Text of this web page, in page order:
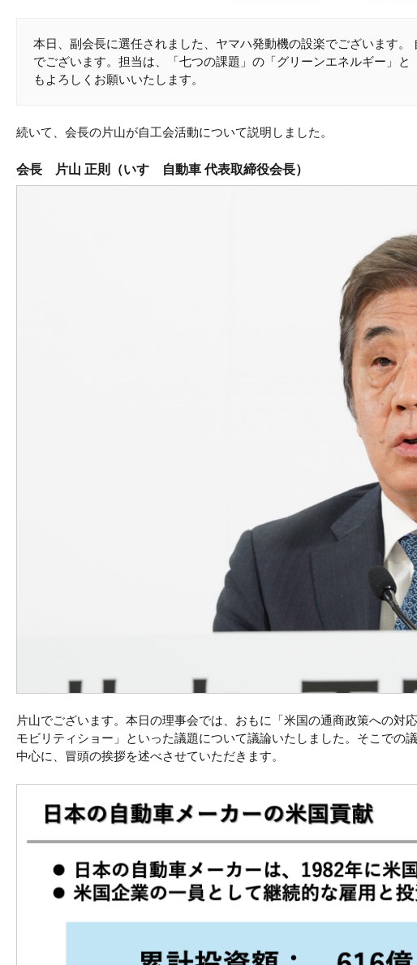
本日、副会長に選任されました、ヤマハ発動機の設楽でございます
でございます。担当は、「七つの課題」の「グリーンエネルギー」
もよろしくお願いいたします。
続いて、会長の片山が自工会活動について説明しました。
会長 片山 正則（いすゞ自動車 代表取締役会長）
片山でございます。本日の理事会では、おもに「米国の通商政策への
モビリティショー」といった議題について議論いたしました。そこでの
中心に、冒頭の挨拶を述べさせていただきます。